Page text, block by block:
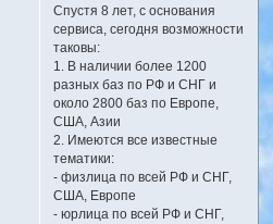
Спустя 8 лет, с основания
сервиса, сегодня возможности
таковы:
1. В наличии более 1200
разных баз по РФ и СНГ и
около 2800 баз по Европе,
США, Азии
2. Имеются все известные
тематики:
- физлица по всей РФ и СНГ,
США, Европе
- юрлица по всей РФ и СНГ,